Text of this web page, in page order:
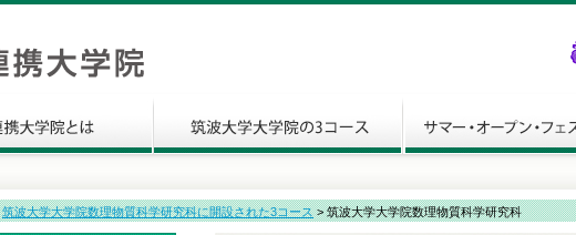
筑波大学大学院数理物質科学研究科に開設された3コース> 筑波大学大学院数理物質科学研究科